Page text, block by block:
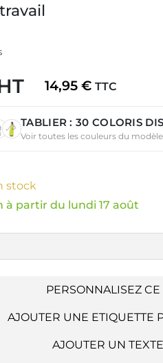
14,95 € TTC
TABLIER : 30 COLORIS
Voir toutes les couleurs du modèle
stock
à partir du lundi 17 août
PERSONNALISEZ
AJOUTER UNE ETIQUETTE
AJOUTER UN